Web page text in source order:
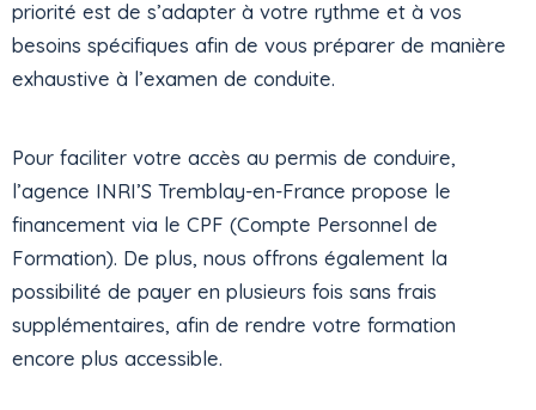
priorité est de s’adapter à votre rythme et à vos
besoins spécifiques afin de vous préparer de manière
exhaustive à l’examen de conduite.
Pour faciliter votre accès au permis de conduire,
l’agence INRI’S Tremblay-en-France propose le
financement via le CPF (Compte Personnel de
Formation). De plus, nous offrons également la
possibilité de payer en plusieurs fois sans frais
supplémentaires, afin de rendre votre formation
encore plus accessible.